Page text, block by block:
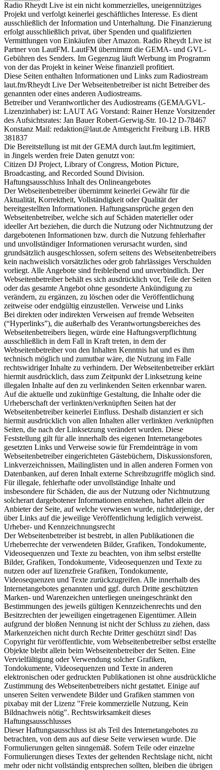
Radio Rheydt Live ist ein nicht kommerzielles, uneigennütziges
Projekt und verfolgt keinerlei geschäftliches Interesse. Es dient
ausschließlich der Information und Unterhaltung. Die Finanzierung
erfolgt ausschließlich privat, über Spenden und qualifizierten
Vermittlungen von Einkäufen über Amazon. Radio Rheydt Live ist
Partner von LautFM. LautFM übernimmt die GEMA- und GVL-
Gebühren des Senders. Im Gegenzug läuft Werbung im Programm
von der das Projekt in keiner Weise finanziell profitiert.
Diese Seiten enthalten Informationen und Links zum Radiostream
laut.fm/Rheydt Live Der Webseitenbetreiber ist nicht Betreiber des
genannten oder eines anderen Audiostreams.
Betreiber und Verantwortlicher des Audiostreams (GEMA/GVL-
Lizenzinhaber) ist: LAUT AG Vorstand: Rainer Henze Vorsitzender
des Aufsichtsrates: Jan Bauer Robert-Gerwig-Str. 10-12 D-78467
Konstanz Mail: redaktion@laut.de Amtsgericht Freiburg i.B. HRB
381837
Die Bereitstellung ist mit der GEMA durch laut.fm legitimiert,
in Jingels werden freie Daten genutzt von:
Citizen DJ Project, Library of Congress, Motion Picture,
Broadcasting, and Recorded Sound Division.
Haftungsausschluss Inhalt des Onlineangebotes
Der Webseitenbetreiber übernimmt keinerlei Gewähr für die
Aktualität, Korrektheit, Vollständigkeit oder Qualität der
bereitgestellten Informationen. Haftungsansprüche gegen den
Webseitenbetreiber, welche sich auf Schäden materieller oder
ideeller Art beziehen, die durch die Nutzung oder Nichtnutzung der
dargebotenen Informationen bzw. durch die Nutzung fehlerhafter
und unvollständiger Informationen verursacht wurden, sind
grundsätzlich ausgeschlossen, sofern seitens des Webseitenbetreibers
kein nachweislich vorsätzliches oder grob fahrlässiges Verschulden
vorliegt. Alle Angebote sind freibleibend und unverbindlich. Der
Webseitenbetreiber behält es sich ausdrücklich vor, Teile der Seiten
oder das gesamte Angebot ohne gesonderte Ankündigung zu
verändern, zu ergänzen, zu löschen oder die Veröffentlichung
zeitweise oder endgültig einzustellen. Verweise und Links
Bei direkten oder indirekten Verweisen auf fremde Webseiten
(“Hyperlinks”), die außerhalb des Verantwortungsbereiches des
Webseitenbetreibers liegen, würde eine Haftungsverpflichtung
ausschließlich in dem Fall in Kraft treten, in dem der
Webseitenbetreiber von den Inhalten Kenntnis hat und es ihm
technisch möglich und zumutbar wäre, die Nutzung im Falle
rechtswidriger Inhalte zu verhindern. Der Webseitenbetreiber erklärt
hiermit ausdrücklich, dass zum Zeitpunkt der Linksetzung keine
illegalen Inhalte auf den zu verlinkenden Seiten erkennbar waren.
Auf die aktuelle und zukünftige Gestaltung, die Inhalte oder die
Urheberschaft der verlinkten/verknüpften Seiten hat der
Webseitenbetreiber keinerlei Einfluss. Deshalb distanziert er sich
hiermit ausdrücklich von allen Inhalten aller verlinkten /verknüpften
Seiten, die nach der Linksetzung verändert wurden. Diese
Feststellung gilt für alle innerhalb des eigenen Internetangebotes
gesetzten Links und Verweise sowie für Fremdeinträge in vom
Webseitenbetreiber eingerichteten Gästebüchern, Diskussionsforen,
Linkverzeichnissen, Mailinglisten und in allen anderen Formen von
Datenbanken, auf deren Inhalt externe Schreibzugriffe möglich sind.
Für illegale, fehlerhafte oder unvollständige Inhalte und
insbesondere für Schäden, die aus der Nutzung oder Nichtnutzung
solcherart dargebotener Informationen entstehen, haftet allein der
Anbieter der Seite, auf welche verwiesen wurde, nichtderjenige, der
über Links auf die jeweilige Veröffentlichung lediglich verweist.
Urheber- und Kennzeichnungsrecht
Der Webseitenbetreiber ist bestrebt, in allen Publikationen die
Urheberrechte der verwendeten Bilder, Grafiken, Tondokumente,
Videosequenzen und Texte zu beachten, von ihm selbst erstellte
Bilder, Grafiken, Tondokumente, Videosequenzen und Texte zu
nutzen oder auf lizenzfreie Grafiken, Tondokumente,
Videosequenzen und Texte zurückzugreifen. Alle innerhalb des
Internetangebotes genannten und ggf. durch Dritte geschützten
Marken- und Warenzeichen unterliegen uneingeschränkt den
Bestimmungen des jeweils gültigen Kennzeichenrechts und den
Besitzrechten der jeweiligen eingetragenen Eigentümer. Allein
aufgrund der bloßen Nennung ist nicht der Schluss zu ziehen, dass
Markenzeichen nicht durch Rechte Dritter geschützt sind! Das
Copyright für veröffentlichte, vom Webseitenbetreiber selbst erstellte
Objekte bleibt allein beim Webseitenbetreiber der Seiten. Eine
Vervielfältigung oder Verwendung solcher Grafiken,
Tondokumente, Videosequenzen und Texte in anderen
elektronischen oder gedruckten Publikationen ist ohne ausdrückliche
Zustimmung des Webseitenbetreibers nicht gestattet. Einige auf
unseren Seiten verwendete Bilder und Grafiken stammen von
pixabay mit der Lizenz "Freie kommerzielle Nutzung, Kein
Bildnachweis nötig". Rechtswirksamkeit dieses
Haftungsausschlusses
Dieser Haftungsausschluss ist als Teil des Internetangebotes zu
betrachten, von dem aus auf diese Seite verwiesen wurde. Die
Formulierungen gelten sinngemäß. Sofern Teile oder einzelne
Formulierungen dieses Textes der geltenden Rechtslage nicht, nicht
mehr oder nicht vollständig entsprechen sollten, bleiben die übrigen